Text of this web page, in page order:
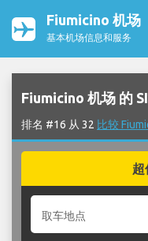
Fiumicino 机场
基本机场信息和服务
Fiumicino 机场 的
排名 #16 从 32 比较
超
取车地点